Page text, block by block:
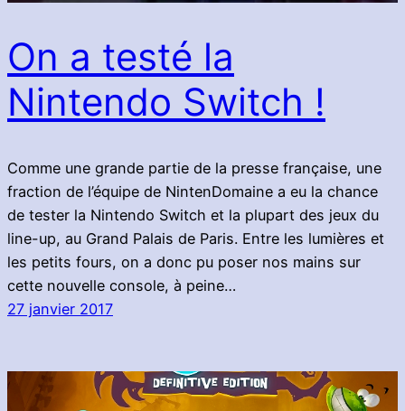
On a testé la
Nintendo Switch !
Comme une grande partie de la presse française, une
fraction de l’équipe de NintenDomaine a eu la chance
de tester la Nintendo Switch et la plupart des jeux du
line-up, au Grand Palais de Paris. Entre les lumières et
les petits fours, on a donc pu poser nos mains sur
cette nouvelle console, à peine…
27 janvier 2017